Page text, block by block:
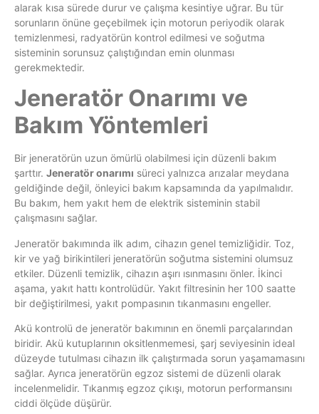
alarak kısa sürede durur ve çalışma kesintiye uğrar. Bu tür
sorunların önüne geçebilmek için motorun periyodik olarak
temizlenmesi, radyatörün kontrol edilmesi ve soğutma
sisteminin sorunsuz çalıştığından emin olunması
gerekmektedir.
Jeneratör Onarımı ve
Bakım Yöntemleri
Bir jeneratörün uzun ömürlü olabilmesi için düzenli bakım
şarttır. Jeneratör onarımı süreci yalnızca arızalar meydana
geldiğinde değil, önleyici bakım kapsamında da yapılmalıdır.
Bu bakım, hem yakıt hem de elektrik sisteminin stabil
çalışmasını sağlar.
Jeneratör bakımında ilk adım, cihazın genel temizliğidir. Toz,
kir ve yağ birikintileri jeneratörün soğutma sistemini olumsuz
etkiler. Düzenli temizlik, cihazın aşırı ısınmasını önler. İkinci
aşama, yakıt hattı kontrolüdür. Yakıt filtresinin her 100 saatte
bir değiştirilmesi, yakıt pompasının tıkanmasını engeller.
Akü kontrolü de jeneratör bakımının en önemli parçalarından
biridir. Akü kutuplarının oksitlenmemesi, şarj seviyesinin ideal
düzeyde tutulması cihazın ilk çalıştırmada sorun yaşamamasını
sağlar. Ayrıca jeneratörün egzoz sistemi de düzenli olarak
incelenmelidir. Tıkanmış egzoz çıkışı, motorun performansını
ciddi ölçüde düşürür.